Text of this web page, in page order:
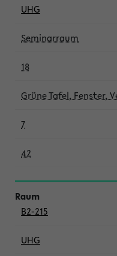
UHG
Seminarraum
18
Grüne Tafel, Fenster,
7
42
B2-215
UHG